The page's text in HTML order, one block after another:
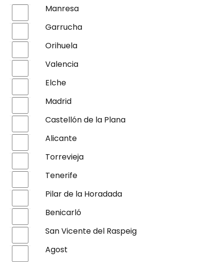
Manresa
Garrucha
Orihuela
Valencia
Elche
Madrid
Castellón de la Plana
Alicante
Torrevieja
Tenerife
Pilar de la Horadada
Benicarló
San Vicente del Raspeig
Agost